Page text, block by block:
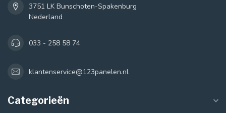
3751 LK Bunschoten-Spakenburg
Nederland
033 - 258 58 74
klantenservice@123panelen.nl
Categorieën